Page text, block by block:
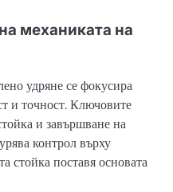
механиката на
удряне се фокусира
и точност. Ключовите
и завършване на
контрол върху
стойка поставя основата